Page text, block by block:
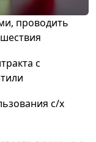
проводить
с
с/х